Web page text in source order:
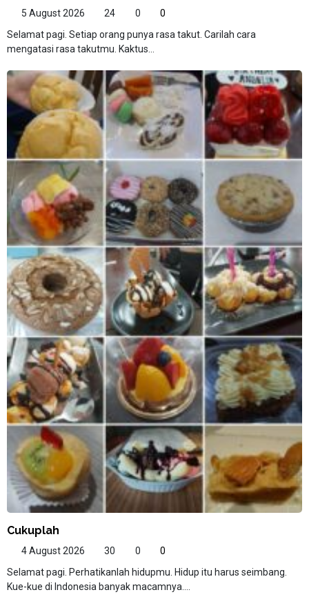
5 August 2026 24 0
0
Selamat pagi. Setiap orang punya rasa takut. Carilah cara
mengatasi rasa takutmu. Kaktus...
Cukuplah
4 August 2026 30 0
0
Selamat pagi. Perhatikanlah hidupmu. Hidup itu harus seimbang.
Kue-kue di Indonesia banyak macamnya....